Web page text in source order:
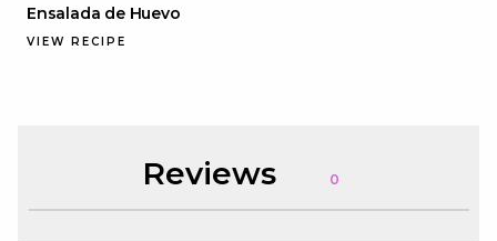
Ensalada de Huevo
VIEW RECIPE
Reviews 0